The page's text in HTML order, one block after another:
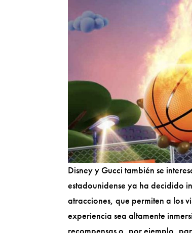
Disney y Gucci también se
estadounidense ya ha decidido
atracciones, que permiten a los
experiencia sea altamente
recompensas o, por ejemplo,